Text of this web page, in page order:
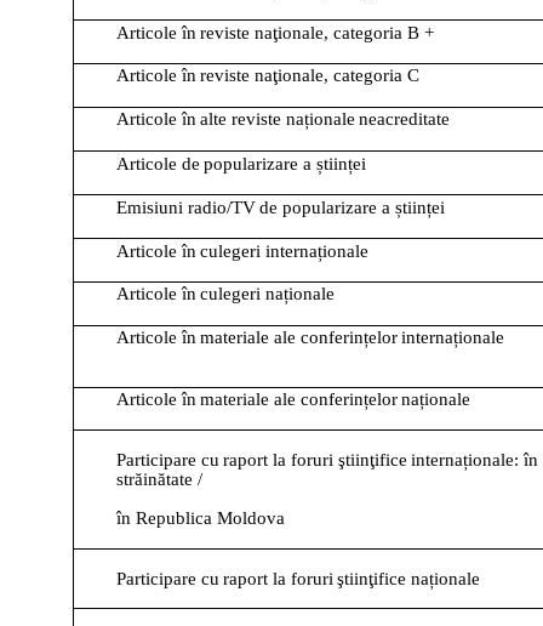
Articole în reviste naţionale, categoria B +
Articole în reviste naţionale, categoria C
Articole în alte reviste naționale neacreditate
Articole de popularizare a științei
Emisiuni radio/TV de popularizare a științei
Articole în culegeri internaționale
Articole în culegeri naționale
Articole în materiale ale conferințelor internaționale
Articole în materiale ale conferințelor naționale
Participare cu raport la foruri ştiinţifice internaționale: în
străinătate /
în Republica Moldova
Participare cu raport la foruri ştiinţifice naționale